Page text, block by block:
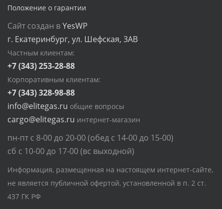
Положение о гарантии
Сайт создан вYesWP
г. Екатеринбург, ул. Шефская, 3АВ
Частным клиентам:
+7 (343) 253-28-88
Корпоративным клиентам:
+7 (343) 328-98-88
info@elitegas.ru общие вопросы
cargo@elitegas.ru интернет-магазин
пн-пт с 8-00 до 20-00 (обед с 14-00 до 15-00)
сб с 10-00 до 17-00 (вс выходной)
Информация, размещенная на настоящем интернет-сайте,
не является публичной офертой, установленной в п. 2 ст.
437 ГК РФ